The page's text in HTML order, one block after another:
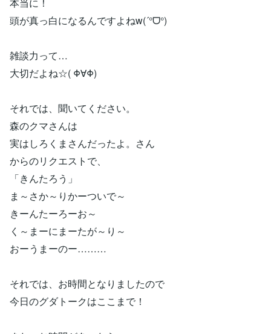
頭が真っ白になるんですよねw(´°ᗜ°)
雑談力って…
大切だよね☆( Φ∀Φ)
それでは、聞いてください。
森のクマさんは
実はしろくまさんだったよ。さん
からのリクエストで、
「きんたろう」
ま～さか～りかーついで～
きーんたーろーお～
く～まーにまーたが～り～
おーうまーのー………
それでは、お時間となりましたので
今日のグダトークはここまで！